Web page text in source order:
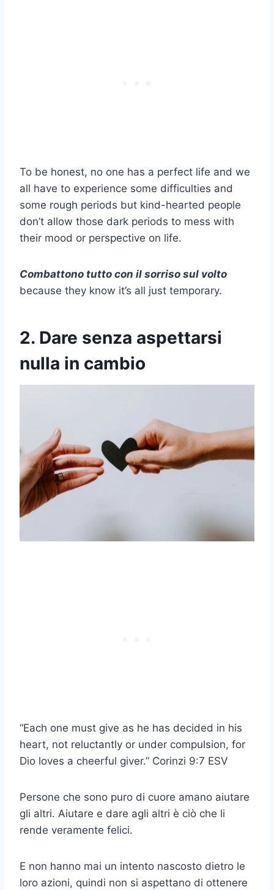
To be honest, no one has a perfect life and we
all have to experience some difficulties and
some rough periods but kind-hearted people
don’t allow those dark periods to mess with
their mood or perspective on life.
Combattono tutto con il sorriso sul volto
because they know it’s all just temporary.
2. Dare senza aspettarsi
nulla in cambio
“Each one must give as he has decided in his
heart, not reluctantly or under compulsion, for
Dio loves a cheerful giver.” Corinzi 9:7 ESV
Persone che sono puro di cuore amano aiutare
gli altri. Aiutare e dare agli altri è ciò che li
rende veramente felici.
E non hanno mai un intento nascosto dietro le
loro azioni, quindi non si aspettano di ottenere